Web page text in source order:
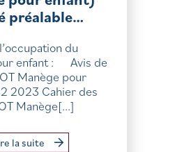
préalable…
du
enfant : Avis de
Manège pour
2023 Cahier des
Manège[...]
la suite